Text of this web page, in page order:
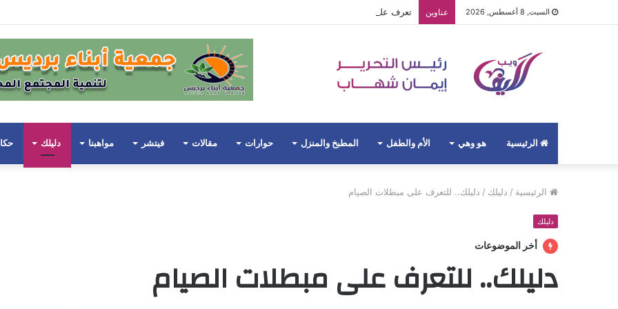
السبت, 8 أغسطس, 2026 عناوين تعرف على فوائد ياميش رمضان
الرئيسية هو وهي الأم والطفل المطبخ والمنزل حوارات مقالات فيتشر مواهبنا دليلك
الرئيسية / دليلك / دليلك.. للتعرف على مبطلات الصيام
دليلك
أخر الموضوعات
دليلك.. للتعرف على مبطلات الصيام